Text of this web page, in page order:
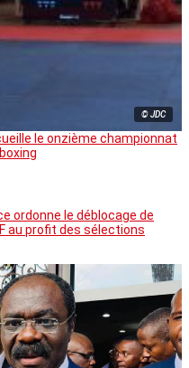
© JDC
le onzième championnat
ordonne le déblocage de
au profit des sélections